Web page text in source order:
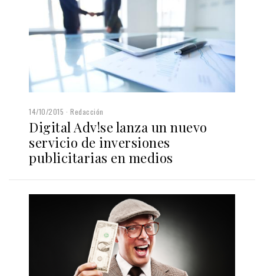
14/10/2015 Redacción
Digital Adv!se lanza un nuevo
servicio de inversiones
publicitarias en medios